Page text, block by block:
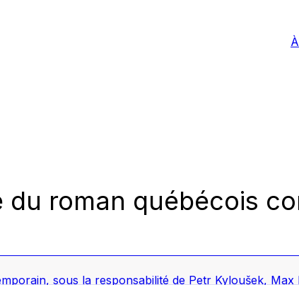
roman québécois
, sous la responsabilité de Petr Kyloušek,